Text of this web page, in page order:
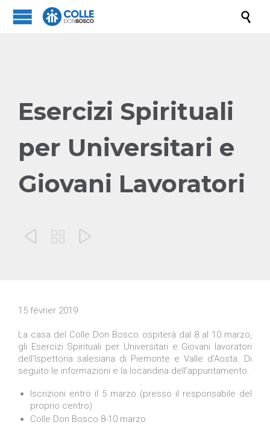

Esercizi Spirituali
per Universitari e
Giovani Lavoratori
  
15 février 2019
La casa del Colle Don Bosco ospiterà dal 8 al 10 marzo,
gli Esercizi Spirituali per Universitari e Giovani lavoratori
dell’Ispettoria salesiana di Piemonte e Valle d’Aosta. Di
seguito le informazioni e la locandina dell’appuntamento.
Iscrizioni entro il 5 marzo (presso il responsabile del
proprio centro)
Colle Don Bosco 8-10 marzo